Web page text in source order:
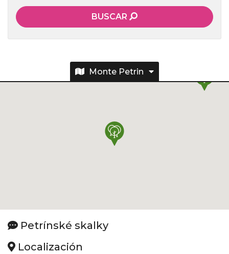
BUSCAR
Monte Petrin
Petrínské skalky
Localización